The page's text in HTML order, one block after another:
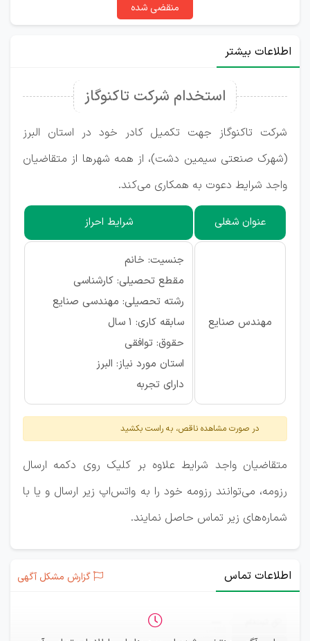
منقضی شده
اطلاعات بیشتر
استخدام شرکت تاکنوگاز
شرکت تاکنوگاز جهت تکمیل کادر خود در استان البرز
(شهرک صنعتی سیمین دشت)، از همه شهرها از متقاضیان
واجد شرایط دعوت به همکاری می‌کند.
عنوان شغلی شرایط احراز
مهندس صنایع
جنسیت: خانم
مقطع تحصیلی: کارشناسی
رشته تحصیلی: مهندسی صنایع
سابقه کاری: ۱ سال
حقوق: توافقی
استان مورد نیاز: البرز
دارای تجربه
در صورت مشاهده ناقص، به راست بکشید
متقاضیان واجد شرایط علاوه بر کلیک روی دکمه ارسال
رزومه، می‌توانند رزومه خود را به واتس‌اپ زیر ارسال و یا با
شماره‌های زیر تماس حاصل نمایند.
اطلاعات تماس گزارش مشکل آگهی